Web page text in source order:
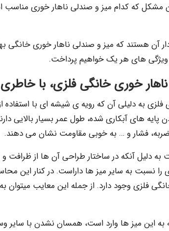
مشکل که کدام میز و صندلی ناهار خوری
آن هستند که میز و صندلی ناهار خوری خانگی
ویژگی های هر یک خواهیم پرداخت.
خوری خانگی فلزی، با
فلزی به دلیلی آن که رویه ی شیشه ای با
پایه های آبکاری شده، طول عمر بسیار بالایی
ضربه، فشار و … به خوبی مقاومت نشان می دهند.
به دلیل آنکه در ساختار طراحی آن ها از ظرافت
نسبت به سایر میز ها داراست. در کنار این
فلزی وجود دارد. از جمله این معایب میتوان به
این میز ها وارد است، همسان نشدن با سایر